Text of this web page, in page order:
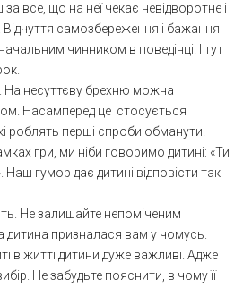
все, що на неї чекає невідворотне і
самозбереження і бажання
чинником в поведінці. І тут
На несуттєву брехню можна
Насамперед це стосується
роблять перші спроби обманути.
гри, ми ніби говоримо дитині: «Ти
гумор дає дитині відповісти так
Не залишайте непоміченим
призналася вам у чомусь.
в житті дитини дуже важливі. Адже
Не забудьте пояснити, в чому її